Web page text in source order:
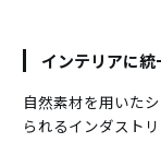
インテリアに
自然素材を用いた
られるインダスト